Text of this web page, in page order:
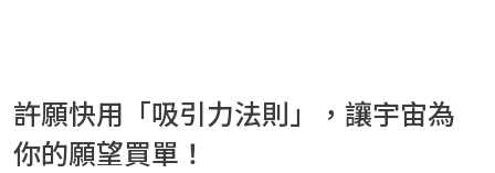
許願快用「吸引力法則」，讓宇宙為
你的願望買單！